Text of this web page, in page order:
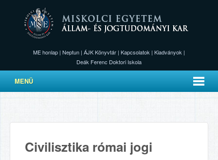
ME honlap | Neptun | ÁJK Könyvtár | Kapcsolatok | Kiadványok |
Deák Ferenc Doktori Iskola
MENÜ
Civilisztika római jogi